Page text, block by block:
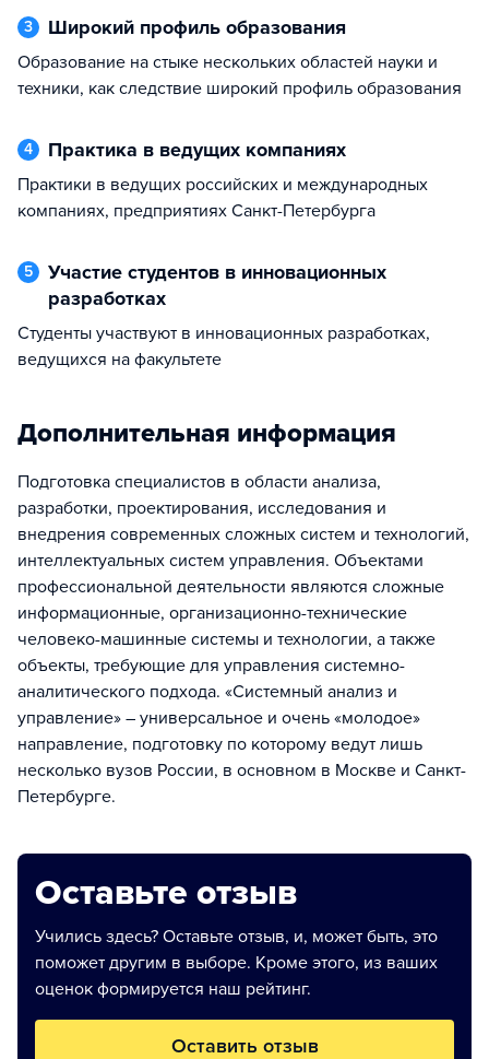
3 Широкий профиль образования
Образование на стыке нескольких областей науки и
техники, как следствие широкий профиль образования
4 Практика в ведущих компаниях
Практики в ведущих российских и международных
компаниях, предприятиях Санкт-Петербурга
5
Участие студентов в инновационных
разработках
Студенты участвуют в инновационных разработках,
ведущихся на факультете
Дополнительная информация
Подготовка специалистов в области анализа,
разработки, проектирования, исследования и
внедрения современных сложных систем и технологий,
интеллектуальных систем управления. Объектами
профессиональной деятельности являются сложные
информационные, организационно-технические
человеко-машинные системы и технологии, а также
объекты, требующие для управления системно-
аналитического подхода. «Системный анализ и
управление» – универсальное и очень «молодое»
направление, подготовку по которому ведут лишь
несколько вузов России, в основном в Москве и Санкт-
Петербурге.
Оставьте отзыв
Учились здесь? Оставьте отзыв, и, может быть, это
поможет другим в выборе. Кроме этого, из ваших
оценок формируется наш рейтинг.
Оставить отзыв